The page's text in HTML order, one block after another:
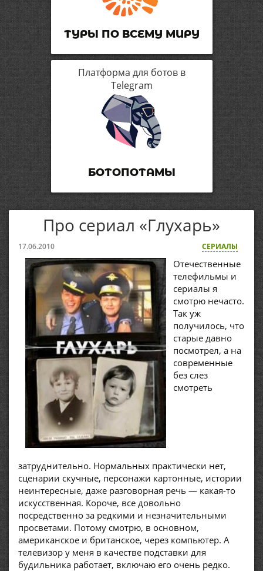
ТУРЫ ПО ВСЕМУ МИРУ
Платформа для ботов в
Telegram
БОТОПОТАМЫ
Про сериал «Глухарь»
17.06.2010 СЕРИАЛЫ
Отечественные
телефильмы и
сериалы я
смотрю нечасто.
Так уж
получилось, что
старые давно
посмотрел, а на
современные
без слез
смотреть
затруднительно. Нормальных практически нет,
сценарии скучные, персонажи картонные, истории
неинтересные, даже разговорная речь — какая-то
искусственная. Короче, все довольно
посредственно за редкими и незначительными
просветами. Потому смотрю, в основном,
американское и британское, через компьютер. А
телевизор у меня в качестве подставки для
будильника работает, включаю его очень редко.